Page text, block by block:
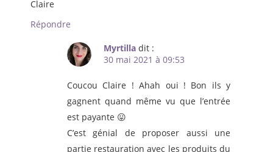
Claire
Répondre
Myrtilla dit :
30 mai 2021 à 09:53
Coucou Claire ! Ahah oui ! Bon ils y
gagnent quand même vu que l’entrée
est payante 😛
C’est génial de proposer aussi une
partie restauration avec les produits du